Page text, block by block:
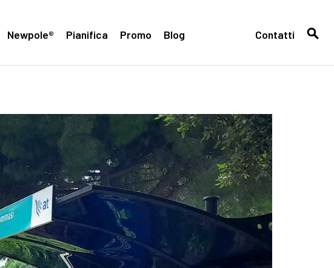
Newpole® Pianifica Promo Blog Contatti